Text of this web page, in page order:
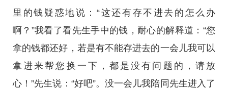
里的钱疑惑地说：“这还有存不进去的怎么办
啊？”我看了看先生手中的钱，耐心的解释道：“您
拿的钱都还好，若是有不能存进去的一会儿我可以
拿进来帮您换一下，都是没有问题的，请放
心！”先生说：“好吧”。没一会儿我陪同先生进入了